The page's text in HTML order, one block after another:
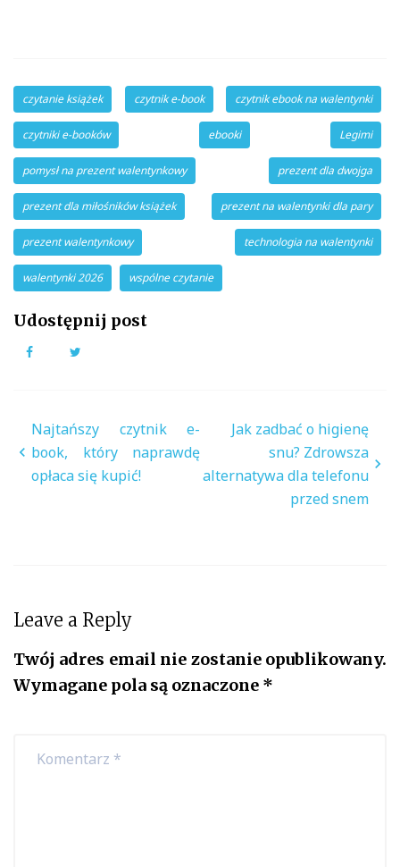
czytanie książek czytnik e-book czytnik ebook na walentynki
czytniki e-booków ebooki Legimi
pomysł na prezent walentynkowy prezent dla dwojga
prezent dla miłośników książek prezent na walentynki dla pary
prezent walentynkowy technologia na walentynki
walentynki 2026 wspólne czytanie
Udostępnij post
Facebook
Nawigacja
wpisu
Najtańszy czytnik e-
book, który naprawdę
opłaca się kupić!
Jak zadbać o higienę
snu? Zdrowsza
alternatywa dla telefonu
przed snem
Leave a Reply
Twój adres email nie zostanie opublikowany.
Wymagane pola są oznaczone *